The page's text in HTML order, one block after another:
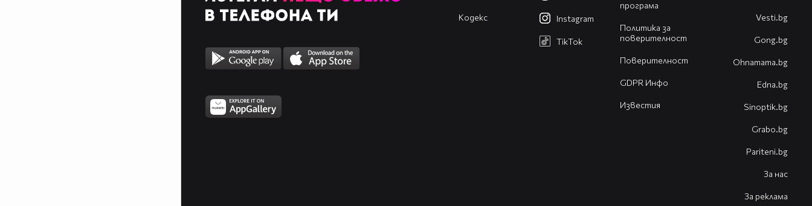
Кодекс
програма
Политика за
поверителност
Поверителност
GDPR Инфо
Известия
Instagram
TikTok
Vesti.bg
Gong.bg
Оhnamama.bg
Edna.bg
Sinoptik.bg
Grabo.bg
Pariteni.bg
За нас
За реклама